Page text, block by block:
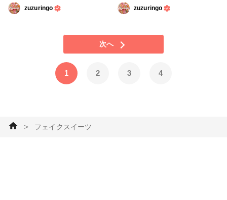
作品なので悩むところです
σ(^_^;) まずは薄めのクッキー
んで、お顔パーツを付け
くま #フェイクスイーツ #ス
zuzuringo
こちらは食べられませんがハロ
ウィンのパーツいろいろ⭐︎ コウ
ンカラーの星クッキー等⭐︎ オレ
ンジとパープルでハロウィン感
#粘土 #フェイクスイーツ #
zuzuringo
次へ
1 2 3 4
＞ フェイクスイーツ